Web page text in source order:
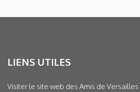
LIENS UTILES
Visiter le site web des Amis de Versailles